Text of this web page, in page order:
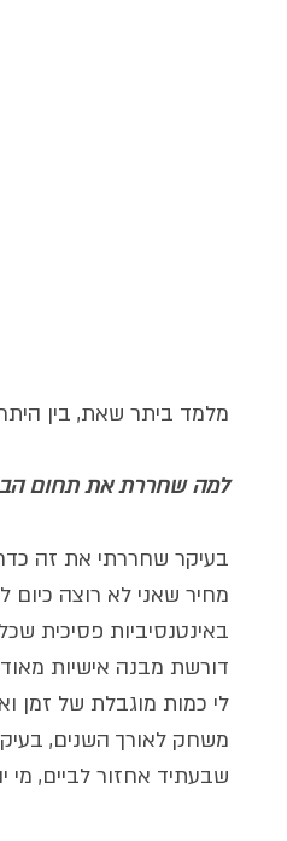
מלמד ביתר שאת, בין
למה שחררת את תחום
בעיקר שחררתי את זה
מחיר שאני לא רוצה
דורשת מבנה אישיות
לי כמות מוגבלת של זמן
משחק לאורך השנים,
שבעתיד אחזור לביים, מי